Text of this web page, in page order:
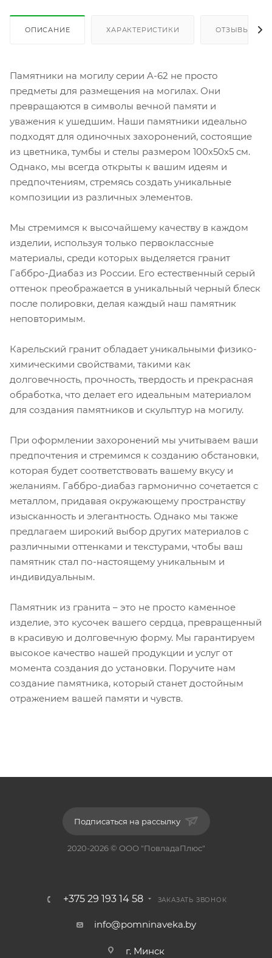
ОПИСАНИЕ ХАРАКТЕРИСТИКИ ОТЗЫВЫ
Памятники на могилу серии A-62 не просто
предметы для размещения на могилах. Они
превращаются в символы вечной памяти и
уважения к ушедшим. Наши памятники идеально
подходят для одиночных захоронений, состоящие
из цветника, тумбы и стелы размером 100х50х5 см.
Однако, мы всегда открыты к вашим идеям и
предпочтениям, стремясь создать уникальные
композиции из различных элементов.
Мы стремимся к высочайшему качеству в каждом
изделии, используя только первоклассные
материалы, среди которых выделяется гранит
Габбро-Диабаз из России. Его естественный серый
оттенок преображается в уникальный черный блеск
после полировки, делая каждый наш памятник
неповторимым.
Карельский гранит обладает уникальными физико-
химическими свойствами, такими как
долговечность, прочность, твердость и прекрасная
обработка, что делает его идеальным материалом
для создания памятников и скульптур на могилу.
При оформлении захоронений мы учитываем ваши
предпочтения и стремимся к созданию обстановки,
которая будет соответствовать вашему вкусу и
желаниям. Габбро-диабаз гармонично сочетается с
металлом, придавая окружающему пространству
изысканность и элегантность. Однако мы также
предлагаем широкий выбор других материалов с
различными оттенками и текстурами, чтобы ваш
памятник стал по-настоящему уникальным и
индивидуальным.
Памятник из гранита – это не просто каменное
изделие, это кусочек вашего сердца, превращенный
в красивую и долговечную форму. Мы гарантируем
высокое качество нашей продукции и услуг от
момента создания до установки. Поручите нам
создание памятника, который станет достойным
отражением вашей памяти и чувств.
Подписаться на рассылку
2020-2026 © ООО "ПовладаПлюс"
+375 29 193 14 58 ЗАКАЗАТЬ ЗВОНОК
info@pomninaveka.by
г. Минск